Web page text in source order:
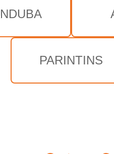
PARINTINS